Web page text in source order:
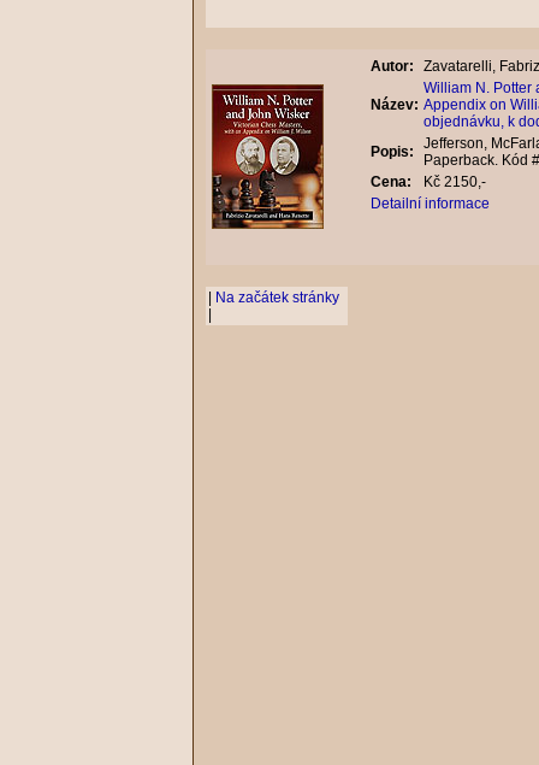
Autor: Zavatarelli,
Název:
William N. Potter
Appendix on
objednávku, k
Popis:
Jefferson,
Paperback. Kód
Cena:
Kč 2150,-
Detailní informace
Na začátek stránky